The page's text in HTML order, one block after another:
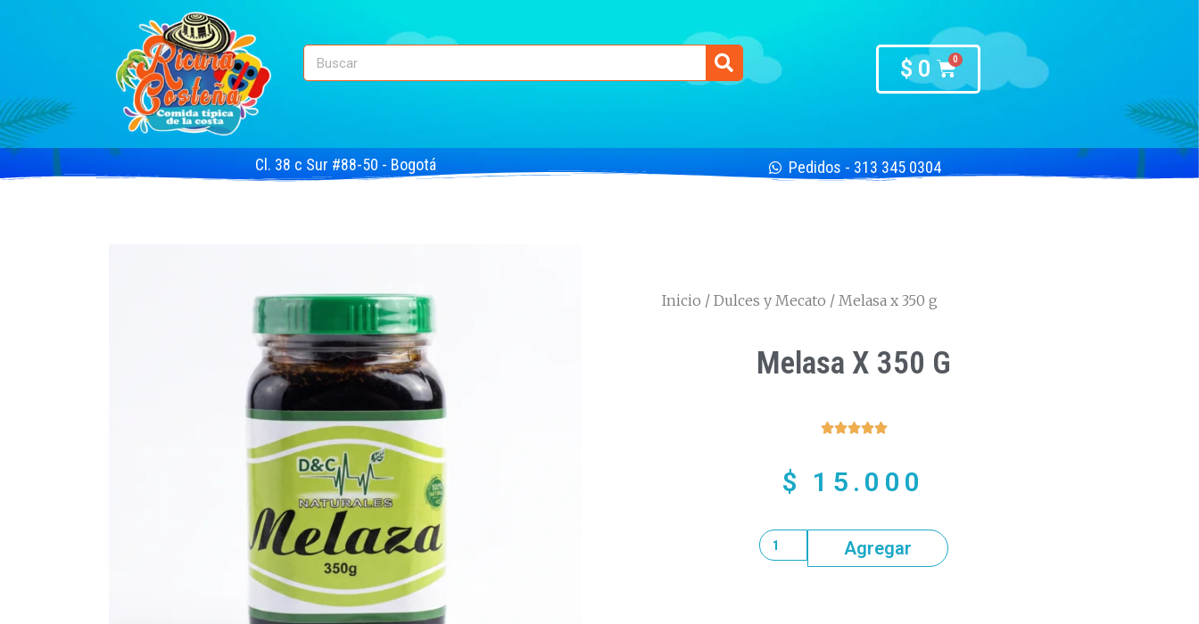
$ 0
Cl. 38 c Sur #88-50 - Bogotá Pedidos - 313 345 0304
Inicio / Dulces y Mecato / Melasa x 350 g
Melasa X 350 G

$ 15.000
Agregar